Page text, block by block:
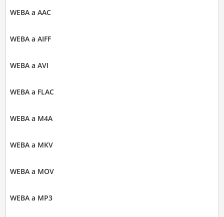
WEBA a AAC
WEBA a AIFF
WEBA a AVI
WEBA a FLAC
WEBA a M4A
WEBA a MKV
WEBA a MOV
WEBA a MP3